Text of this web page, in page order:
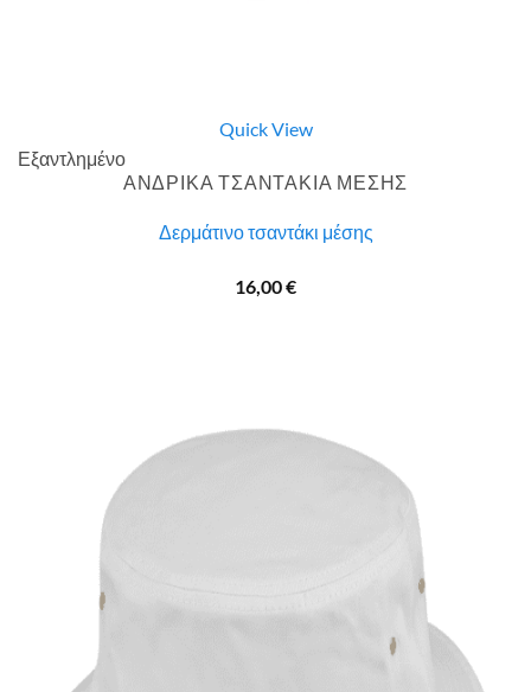
Quick View
Εξαντλημένο
ΑΝΔΡΙΚΑ ΤΣΑΝΤΑΚΙΑ ΜΕΣΗΣ
Δερμάτινο τσαντάκι μέσης
16,00€